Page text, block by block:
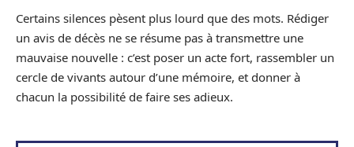
Certains silences pèsent plus lourd que des mots. Rédiger
un avis de décès ne se résume pas à transmettre une
mauvaise nouvelle : c’est poser un acte fort, rassembler un
cercle de vivants autour d’une mémoire, et donner à
chacun la possibilité de faire ses adieux.